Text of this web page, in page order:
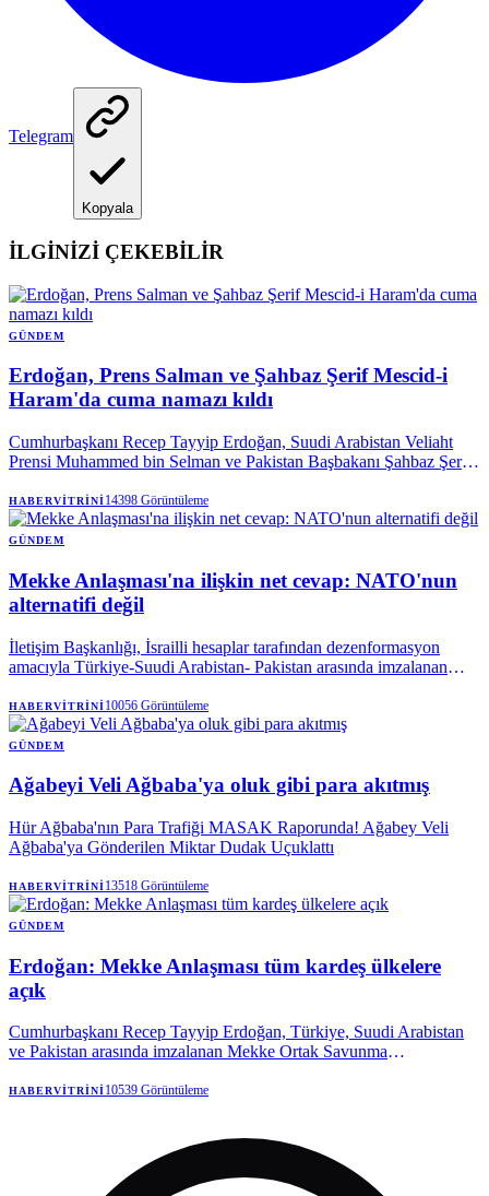
Telegram
Kopyala
İLGİNİZİ ÇEKEBİLİR
GÜNDEM
Erdoğan, Prens Salman ve Şahbaz Şerif Mescid-i
Haram'da cuma namazı kıldı
Cumhurbaşkanı Recep Tayyip Erdoğan, Suudi Arabistan Veliaht
Prensi Muhammed bin Selman ve Pakistan Başbakanı Şahbaz Şerif
HABERVITRINI14398 Görüntüleme
GÜNDEM
Mekke Anlaşması'na ilişkin net cevap: NATO'nun
alternatifi değil
İletişim Başkanlığı, İsrailli hesaplar tarafından dezenformasyon
amacıyla Türkiye-Suudi Arabistan- Pakistan arasında imzalanan
Anlaşması'nın NATO'nun 5. maddesi ile çeliştiği iddiaları
reddedilirken, söz konusu ittifakın NATO'ya bir alternatif olmadığı
vurgulandı.
HABERVITRINI10056 Görüntüleme
GÜNDEM
Ağabeyi Veli Ağbaba'ya oluk gibi para akıtmış
Hür Ağbaba'nın Para Trafiği MASAK Raporunda! Ağabey Veli
Ağbaba'ya Gönderilen Miktar Dudak Uçuklattı
HABERVITRINI13518 Görüntüleme
GÜNDEM
Erdoğan: Mekke Anlaşması tüm kardeş ülkelere
açık
Cumhurbaşkanı Recep Tayyip Erdoğan, Türkiye, Suudi Arabistan
ve Pakistan arasında imzalanan Mekke Ortak Savunma
huzur, refah ve istikrarını amaçlayan tüm kardeş ülkelerin katılımına
HABERVITRINI10539 Görüntüleme